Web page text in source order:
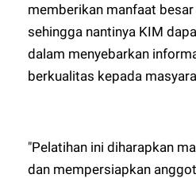
memberikan manfaat
sehingga nantinya KIM
dalam menyebarkan
berkualitas kepada
"Pelatihan ini diharapkan
dan mempersiapkan